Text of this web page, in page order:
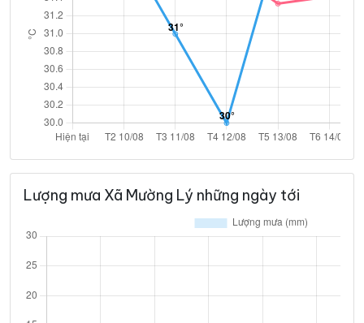
Lượng mưa Xã Mường Lý những ngày tới